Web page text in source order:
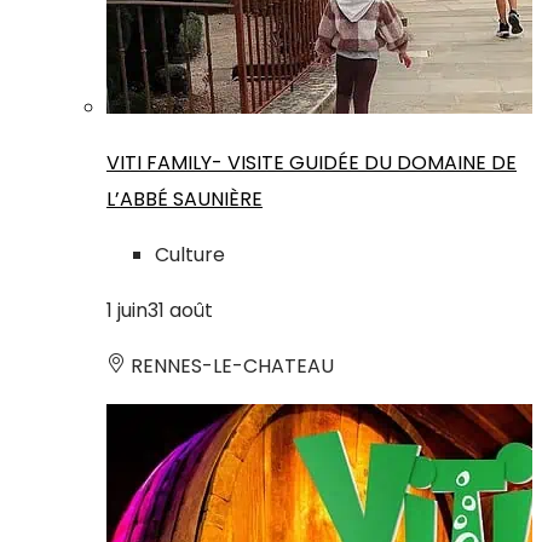
VITI FAMILY- VISITE GUIDÉE DU DOMAINE DE
L’ABBÉ SAUNIÈRE
Culture
1 juin31 août
RENNES-LE-CHATEAU